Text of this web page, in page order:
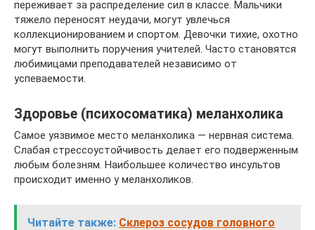
переживает за распределение сил в классе. Мальчики
тяжело переносят неудачи, могут увлечься
коллекционированием и спортом. Девочки тихие, охотно
могут выполнить поручения учителей. Часто становятся
любимицами преподавателей независимо от
успеваемости.
Здоровье (психосоматика) меланхолика
Самое уязвимое место меланхолика — нервная система.
Слабая стрессоустойчивость делает его подверженным
любым болезням. Наибольшее количество инсультов
происходит именно у меланхоликов.
Читайте также: Склероз сосудов головного